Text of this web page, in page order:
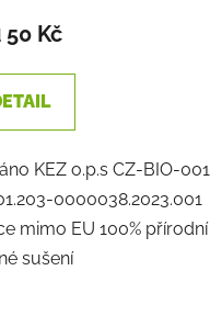
50 Kč
KEZ o.p.s CZ-BIO-001
0000038.2023.001
mimo EU 100% přírodní
sušení